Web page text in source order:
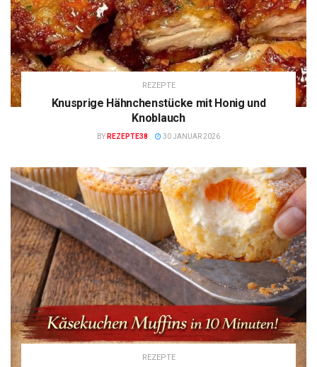
REZEPTE
Knusprige Hähnchenstücke mit Honig und
Knoblauch
BY REZEPTE38 30 JANUAR 2026
REZEPTE